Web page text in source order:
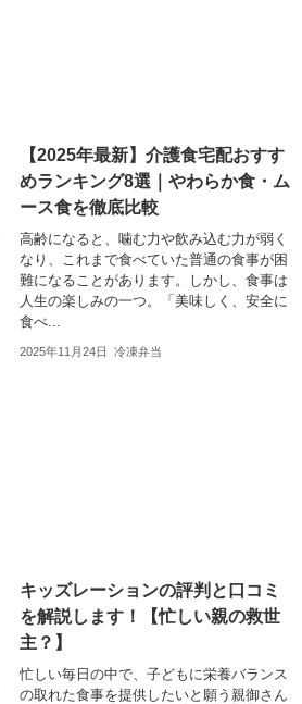
【2025年最新】介護食宅配おすす
めランキング8選｜やわらか食・ム
ース食を徹底比較
高齢になると、噛む力や飲み込む力が弱く
なり、これまで食べていた普通の食事が困
難になることがあります。しかし、食事は
人生の楽しみの一つ。「美味しく、安全に
食べ...
2025年11月24日 冷凍弁当
キッズレーションの評判と口コミ
を解説します！【忙しい親の救世
主？】
忙しい毎日の中で、子どもに栄養バランス
の取れた食事を提供したいと願う親御さん